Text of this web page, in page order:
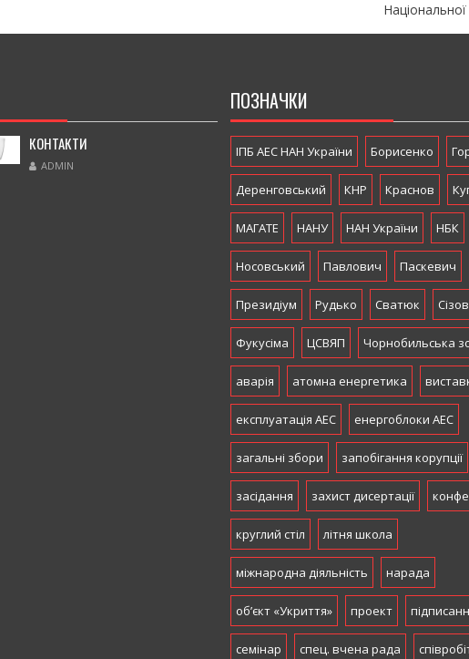
Національної
КОНТАКТИ
ADMIN
ПОЗНАЧКИ
ІПБ АЕС НАН України Борисенко
Деренговський КНР Краснов
МАГАТЕ НАНУ НАН України НБК
Носовський Павлович Паскевич
Президіум Рудько Сватюк Сізов
Фукусіма ЦСВЯП Чорнобильська
аварія атомна енергетика
експлуатація АЕС енергоблоки АЕС
загальні збори запобігання корупції
засідання захист дисертації
круглий стіл літня школа
міжнародна діяльність нарада
об’єкт «Укриття» проект
семінар спец. вчена рада